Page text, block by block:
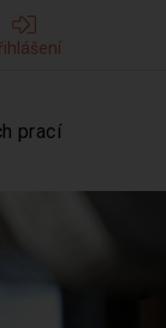
prací